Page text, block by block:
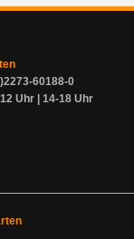
60188-0
Uhr | 14-18 Uhr